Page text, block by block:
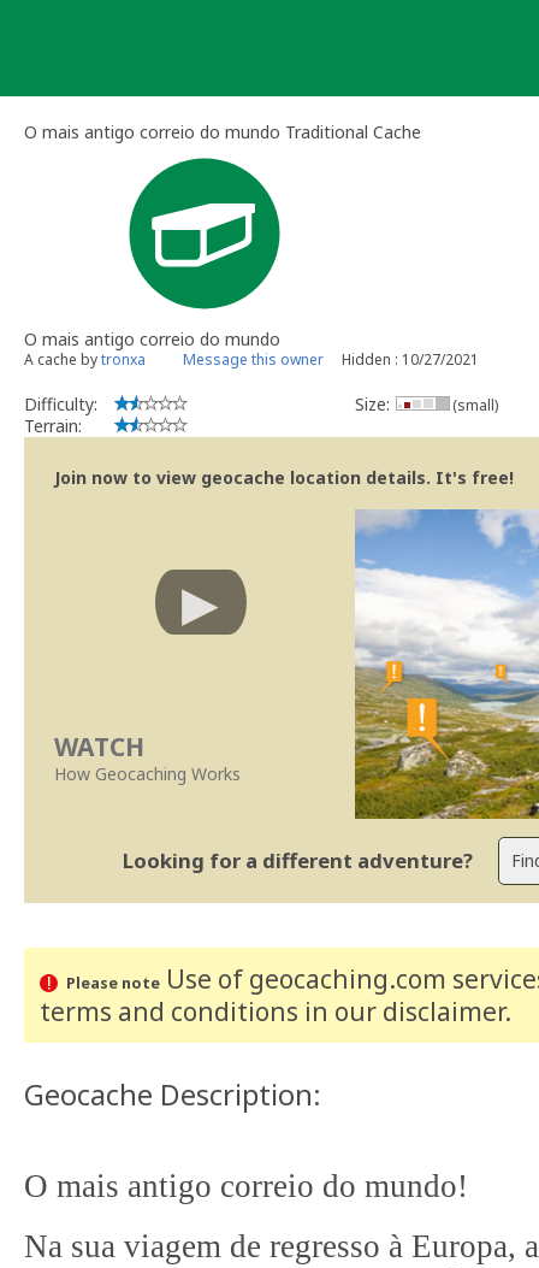
O mais antigo correio do mundo Traditional Cache
O mais antigo correio do mundo
A cache bytronxa Message this owner Hidden : 10/27/2021
Difficulty:
Terrain:
Size: (small)
Join now to view geocache location details. It's free!
WATCH
How Geocaching Works
Looking for a different adventure?
Please noteUse of geocaching.com
terms and conditions in our disclaimer.
Geocache Description:
O mais antigo correio do mundo!
Na sua viagem de regresso à Europa,